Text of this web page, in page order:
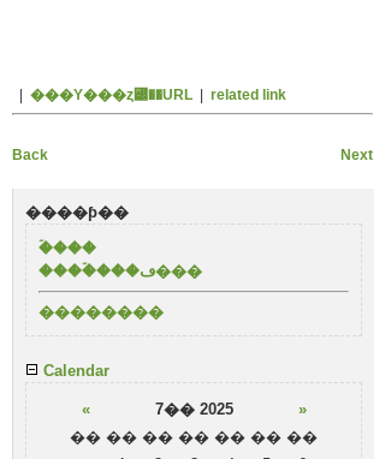
���Υ���ȥ꡼��URL related link
Back Next
����ƥ��
�ۡ���
����ۡ���ڡ���
��������
Calendar
« 7�� 2025
»
�� �� �� �� �� �� ��